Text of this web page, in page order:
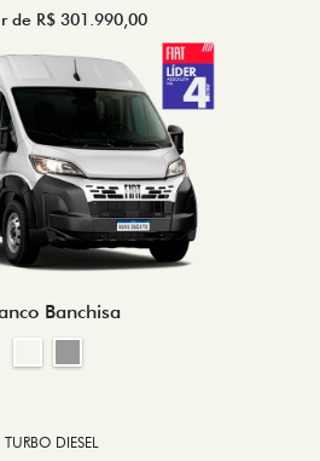
de R$ 301.990,00
Banchisa
DIESEL